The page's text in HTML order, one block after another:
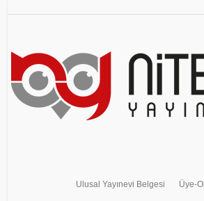
Ulusal Yayınevi Belgesi Üye-Ol